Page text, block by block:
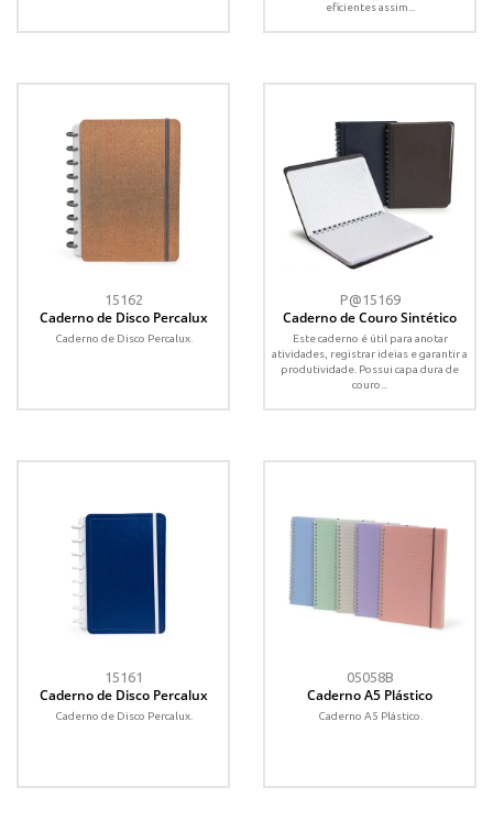
eficientes assim...
15162
Caderno de Disco Percalux
Caderno de Disco Percalux.
P@15169
Caderno de Couro Sintético
Este caderno é útil para anotar
atividades, registrar ideias e garantir a
produtividade. Possui capa dura de
couro...
15161
Caderno de Disco Percalux
Caderno de Disco Percalux.
05058B
Caderno A5 Plástico
Caderno A5 Plástico.